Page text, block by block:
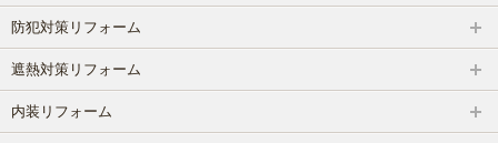
防犯対策リフォーム
遮熱対策リフォーム
内装リフォーム